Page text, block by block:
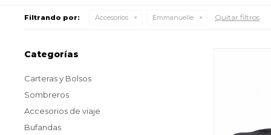
Filtrando por: Accesorios Emmanuelle Quitar filtros
Categorías
Carteras y Bolsos
Sombreros
Accesorios de viaje
Bufandas